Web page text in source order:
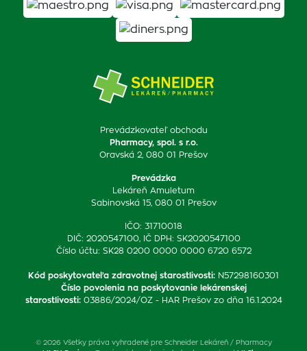
Prevádzkovateľ obchodu
Pharmacy, spol. s r.o.
Oravská 2, 080 01 Prešov
Prevádzka
Lekáreň Amuletum
Sabinovská 15, 080 01 Prešov
IČO: 31710018
DIČ: 2020547100, IČ DPH: SK2020547100
Číslo účtu: SK28 0200 0000 0000 6720 6572
Kód poskytovateľa zdravotnej starostlivosti: N57298160301
Číslo povolenia na poskytovanie lekárenskej
starostlivosti: 03886/2024/OZ - HAR Prešov zo dňa 16.1.2024
© 2026 Všetky práva vyhradené pre Schneider Lekáreň / Pharmacy